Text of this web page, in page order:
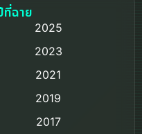
เรื่องจริง
ที่ฉาย
2025
2023
2021
2019
2017